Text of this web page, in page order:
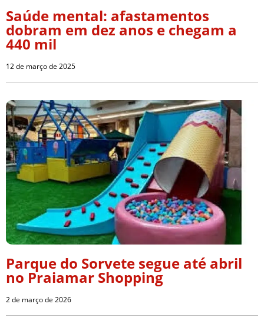
Saúde mental: afastamentos
dobram em dez anos e chegam a
440 mil
12 de março de 2025
Parque do Sorvete segue até abril
no Praiamar Shopping
2 de março de 2026